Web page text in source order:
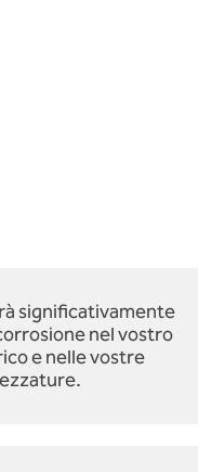
significativamente
nel vostro
e nelle vostre